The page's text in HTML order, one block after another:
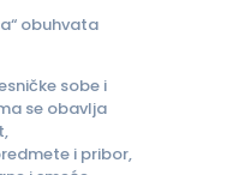
obuhvata
sobe i
se obavlja
i pribor,